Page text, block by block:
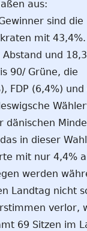
aus:
sind die
mit 43,4%.
und
90/ Grüne, die
FDP (6,4%)
dänischen
in dieser
mit nur 4,4%
werden
Landtag nicht
verlor,
69 Sitzen im